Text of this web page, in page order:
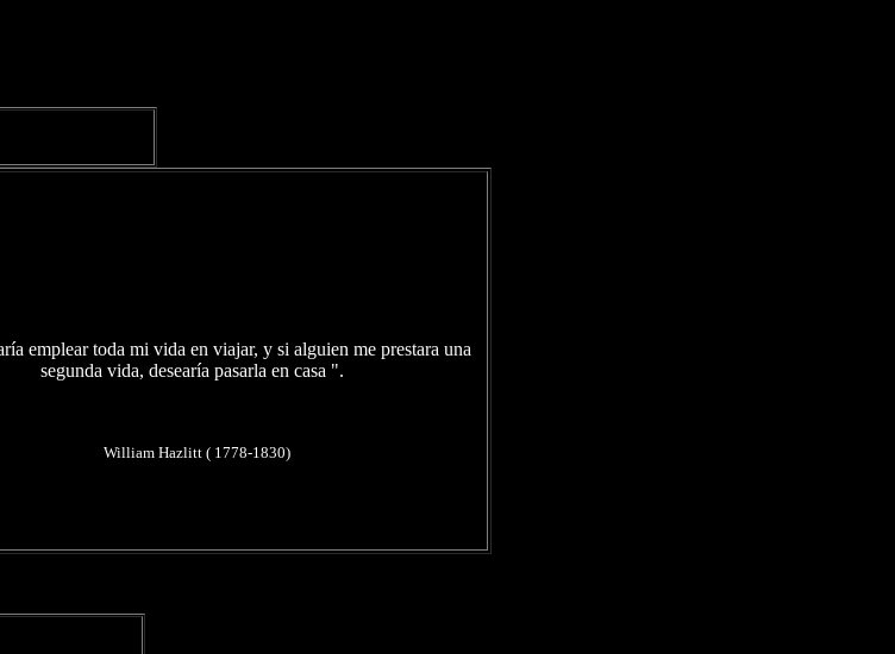
emplear toda mi vida en viajar, y si alguien me prestara una
segunda vida, desearía pasarla en casa ".
William Hazlitt ( 1778-1830)